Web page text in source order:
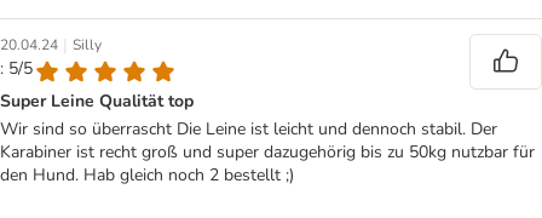
20.04.24 | Silly
: 5/5
Super Leine Qualität top
Wir sind so überrascht Die Leine ist leicht und dennoch stabil. Der
Karabiner ist recht groß und super dazugehörig bis zu 50kg nutzbar für
den Hund. Hab gleich noch 2 bestellt ;)